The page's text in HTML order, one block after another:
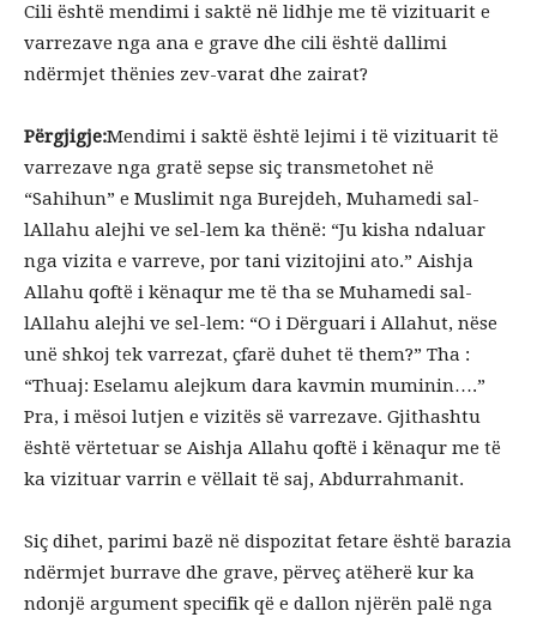
Cili është mendimi i saktë në lidhje me të vizituarit e
varrezave nga ana e grave dhe cili është dallimi
ndërmjet thënies zev-varat dhe zairat?
Përgjigje:Mendimi i saktë është lejimi i të vizituarit të
varrezave nga gratë sepse siç transmetohet në
“Sahihun” e Muslimit nga Burejdeh, Muhamedi sal-
lAllahu alejhi ve sel-lem ka thënë: “Ju kisha ndaluar
nga vizita e varreve, por tani vizitojini ato.” Aishja
Allahu qoftë i kënaqur me të tha se Muhamedi sal-
lAllahu alejhi ve sel-lem: “O i Dërguari i Allahut, nëse
unë shkoj tek varrezat, çfarë duhet të them?” Tha :
“Thuaj: Eselamu alejkum dara kavmin muminin….”
Pra, i mësoi lutjen e vizitës së varrezave. Gjithashtu
është vërtetuar se Aishja Allahu qoftë i kënaqur me të
ka vizituar varrin e vëllait të saj, Abdurrahmanit.
Siç dihet, parimi bazë në dispozitat fetare është barazia
ndërmjet burrave dhe grave, përveç atëherë kur ka
ndonjë argument specifik që e dallon njërën palë nga